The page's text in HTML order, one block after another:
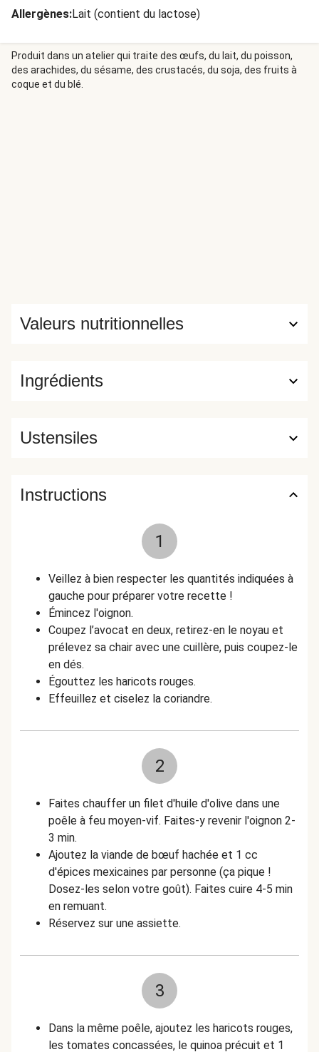
Allergènes:Lait (contient du lactose)
Produit dans un atelier qui traite des œufs, du lait, du poisson,
des arachides, du sésame, des crustacés, du soja, des fruits à
coque et du blé.
Ingrédients
Valeurs nutritionnelles
Ustensiles
Instructions
1
Veillez à bien respecter les quantités indiquées à
gauche pour préparer votre recette !
Émincez l'oignon.
Coupez l’avocat en deux, retirez-en le noyau et
prélevez sa chair avec une cuillère, puis coupez-le
en dés.
Égouttez les haricots rouges.
Effeuillez et ciselez la coriandre.
2
Faites chauffer un filet d'huile d'olive dans une
poêle à feu moyen-vif. Faites-y revenir l'oignon 2-
3 min.
Ajoutez la viande de bœuf hachée et 1 cc
d'épices mexicaines par personne (ça pique !
Dosez-les selon votre goût). Faites cuire 4-5 min
en remuant.
Réservez sur une assiette.
3
Dans la même poêle, ajoutez les haricots rouges,
les tomates concassées, le quinoa précuit et 1